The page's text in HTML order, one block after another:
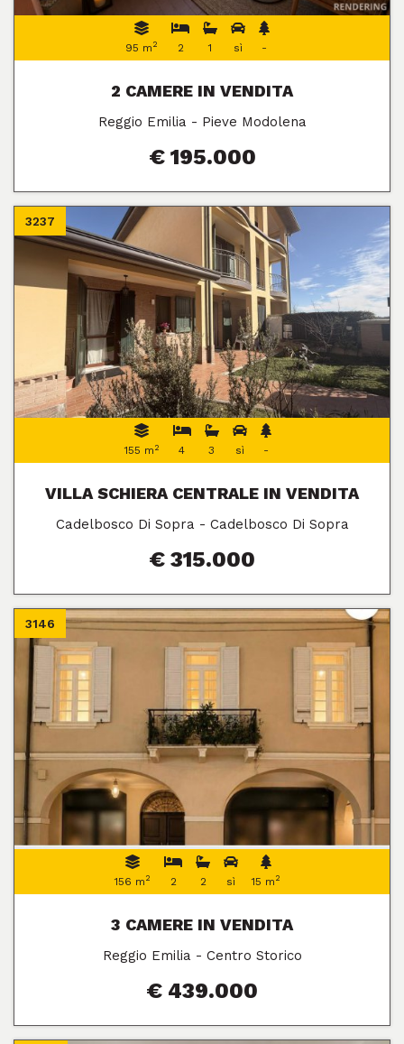
95 m 2 2 1 sì -
2 CAMERE IN VENDITA
Reggio Emilia - Pieve Modolena
€ 195.000
3237
155 m 2 4 3 sì -
VILLA SCHIERA CENTRALE IN VENDITA
Cadelbosco Di Sopra - Cadelbosco Di Sopra
€ 315.000
3146
156 m 2 2 2 sì 15 m 2
3 CAMERE IN VENDITA
Reggio Emilia - Centro Storico
€ 439.000